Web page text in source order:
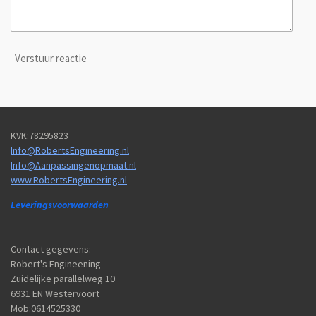
Verstuur reactie
KVK:78295823
Info@RobertsEngineering.nl
Info@Aanpassingenopmaat.nl
www.RobertsEngineering.nl
Leveringsvoorwaarden
Contact gegevens:
Robert's Engineening
Zuidelijke parallelweg 10
6931 EN Westervoort
Mob:0614525330